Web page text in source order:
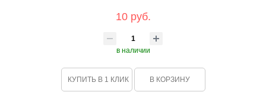
10 руб.
в наличии
КУПИТЬ В 1 КЛИК В КОРЗИНУ